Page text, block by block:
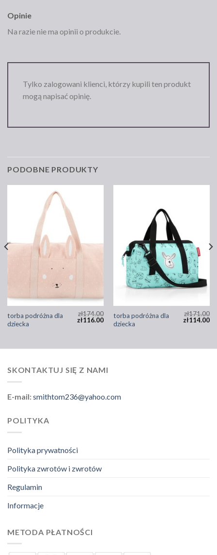
Opinie
Na razie nie ma opinii o produkcie.
Tylko zalogowani klienci, którzy kupili ten produkt
mogą napisać opinię.
PODOBNE PRODUKTY
torba podróżna dla
dziecka
zł174.00
zł116.00
torba podróżna dla
dziecka
zł171.00
zł114.00
SKONTAKTUJ SIĘ Z NAMI
E-mail:smithtom236@yahoo.com
POLITYKA
Polityka prywatności
Polityka zwrotów i zwrotów
Regulamin
Informacje
METODA PŁATNOŚCI